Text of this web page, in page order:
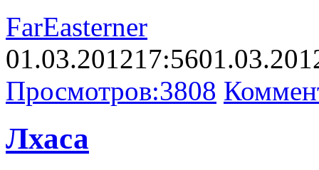
FarEasterner
01.03.201217:56
Просмотров:3808
Лхаса